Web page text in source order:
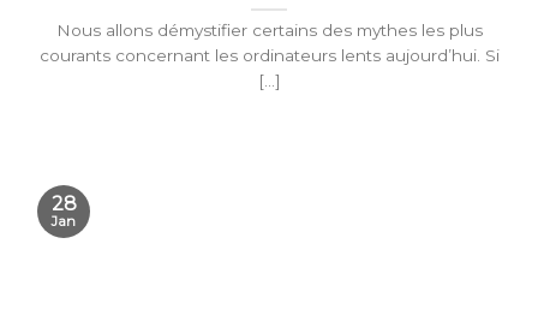
Nous allons démystifier certains des mythes les plus
courants concernant les ordinateurs lents aujourd’hui. Si
[...]
28
Jan